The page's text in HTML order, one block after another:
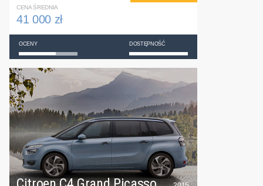
CENA ŚREDNIA
41 000 zł
OCENY DOSTĘPNOŚĆ